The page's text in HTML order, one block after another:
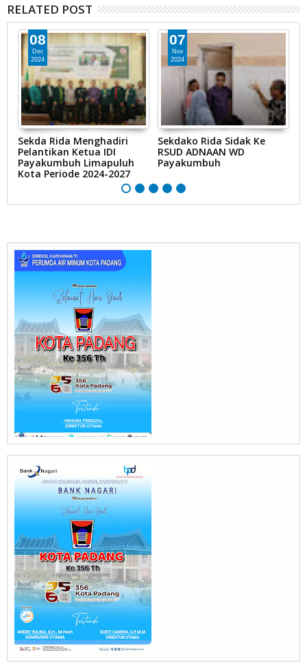
RELATED POST
08
Dec
2024
Sekda Rida Menghadiri
Pelantikan Ketua IDI
Payakumbuh Limapuluh
Kota Periode 2024-2027
07
Nov
2024
Sekdako Rida Sidak Ke
RSUD ADNAAN WD
Payakumbuh